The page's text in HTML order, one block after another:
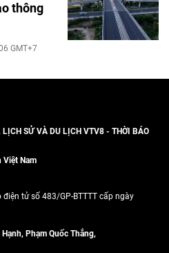
thông
GMT+7
LỊCH SỬ VÀ DU LỊCH VTV8 - THỜI BÁO
Việt Nam
tử số 483/GP-BTTTT cấp ngày
, Phạm Quốc Thắng,